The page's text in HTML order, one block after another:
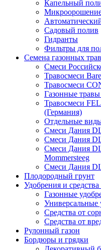
Капельный
Садовый полив
Гидранты
Фильтры для
Семена газонных трав
Смеси
Травосмеси
Травосмеси
Газонные
Травосмеси
(Германия)
Отдельные
Смеси Дания
Смеси Дания
Смеси Дания
Mommersteeg
Смеси Дания
Плодородный грунт
Удобрения и средства
Газонные
Универсальные
Средства от
Средства от
Рулонный газон
Бордюры и грядки